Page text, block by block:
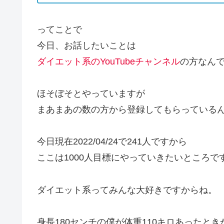
ってことで
今日、お話したいことは
ダイエット系のYouTubeチャンネルの方なんで
ほそぼそとやっていますが
まあまあの数の方から登録してもらっている
今日現在2022/04/24で241人ですから
ここは1000人目標にやっていきたいところで
ダイエット系ってみんな大好きですからね。